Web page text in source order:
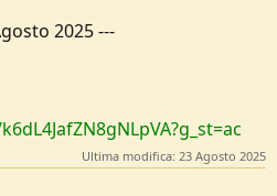
2025---
Ultima modifica: 23 Agosto 2025